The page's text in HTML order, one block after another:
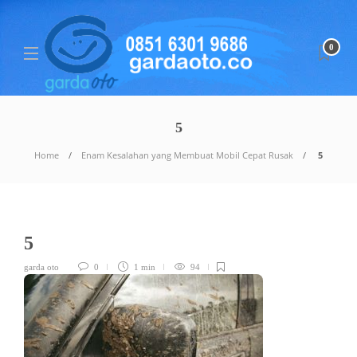
0
5
Home Enam Kesalahan yang Membuat Mobil Cepat Rusak 5
5
garda oto 0 1 min 94